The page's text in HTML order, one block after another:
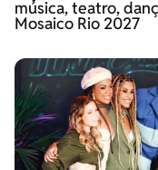
música, teatro,
Mosaico Rio 2027